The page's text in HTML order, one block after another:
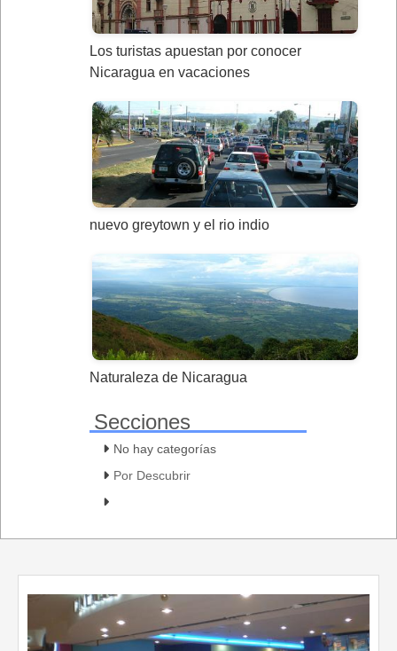
Los turistas apuestan por conocer
Nicaragua en vacaciones
nuevo greytown y el rio indio
Naturaleza de Nicaragua
Secciones
No hay categorías
Por Descubrir